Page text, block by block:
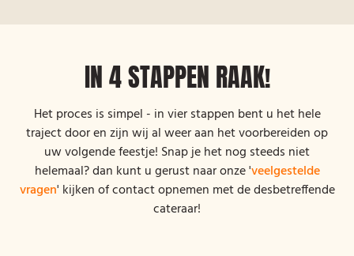
IN 4 STAPPEN RAAK!
Het proces is simpel - in vier stappen bent u het hele
traject door en zijn wij al weer aan het voorbereiden op
uw volgende feestje! Snap je het nog steeds niet
helemaal? dan kunt u gerust naar onze 'veelgestelde
vragen' kijken of contact opnemen met de desbetreffende
cateraar!